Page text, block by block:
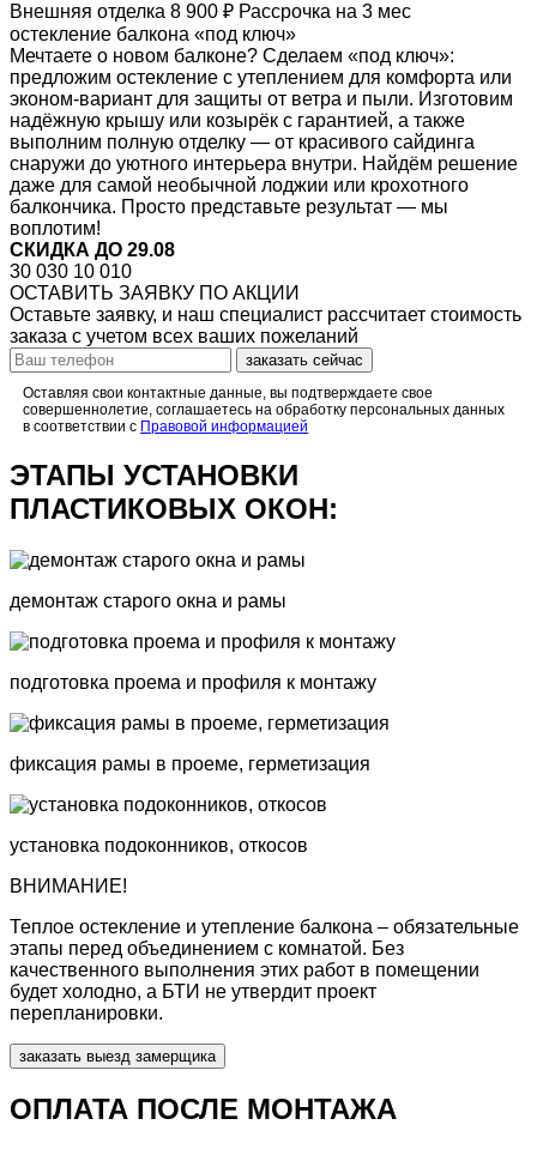
Внешняя отделка 8 900
Рассрочка на 3 мес
остекление балкона «под ключ»
Мечтаете о новом балконе? Сделаем «под ключ»:
предложим остекление с утеплением для комфорта или
эконом-вариант для защиты от ветра и пыли. Изготовим
надёжную крышу или козырёк с гарантией, а также
выполним полную отделку — от красивого сайдинга
снаружи до уютного интерьера внутри. Найдём решение
даже для самой необычной лоджии или крохотного
балкончика. Просто представьте результат — мы
воплотим!
СКИДКА ДО 29.08
30 030 10 010
ОСТАВИТЬ ЗАЯВКУ ПО АКЦИИ
Оставьте заявку, и наш специалист рассчитает стоимость
заказа с учетом всех ваших пожеланий
заказать сейчас
Оставляя свои контактные данные, вы подтверждаете свое
совершеннолетие, соглашаетесь на обработку персональных данных
в соответствии с Правовой информацией
ЭТАПЫ УСТАНОВКИ
ПЛАСТИКОВЫХ ОКОН:
демонтаж старого окна и рамы
подготовка проема и профиля к монтажу
фиксация рамы в проеме, герметизация
установка подоконников, откосов
ВНИМАНИЕ!
Теплое остекление и утепление балкона – обязательные
этапы перед объединением с комнатой. Без
качественного выполнения этих работ в помещении
будет холодно, а БТИ не утвердит проект
перепланировки.
заказать выезд замерщика
ОПЛАТА ПОСЛЕ МОНТАЖА